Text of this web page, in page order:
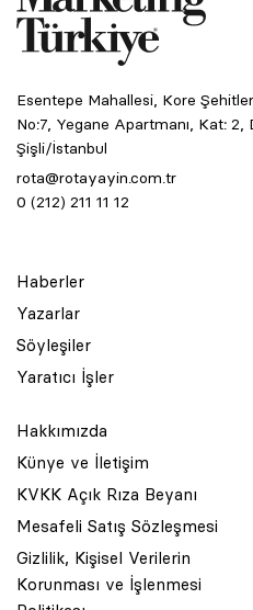
Esentepe Mahallesi, Kore
No:7, Yegane Apartmanı, Kat: 2,
Şişli/İstanbul
rota@rotayayin.com.tr
0 (212) 211 11 12
Haberler
Yazarlar
Söyleşiler
Yaratıcı İşler
Hakkımızda
Künye ve İletişim
KVKK Açık Rıza Beyanı
Mesafeli Satış Sözleşmesi
Gizlilik, Kişisel Verilerin
Korunması ve İşlenmesi
© 2001 Rota Yayın Yapım